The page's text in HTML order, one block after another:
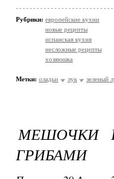
Рубрики: европейские кухни
новые рецепты
испанская кухня
несложные рецепты
хозяюшка
Метки: оладьи лук зеленый
МЕШОЧКИ
ГРИБАМИ